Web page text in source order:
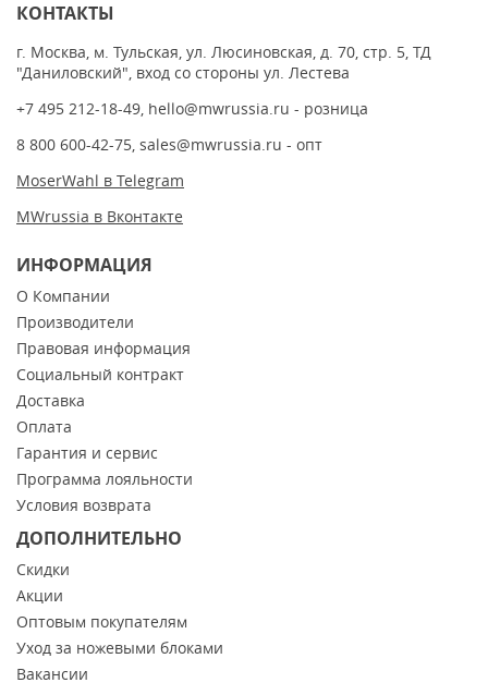
КОНТАКТЫ
г. Москва, м. Тульская, ул. Люсиновская, д. 70, стр. 5, ТД
"Даниловский", вход со стороны ул. Лестева
+7 495 212-18-49, hello@mwrussia.ru - розница
8 800 600-42-75, sales@mwrussia.ru - опт
MoserWahl в Telegram
MWrussia в Вконтакте
ИНФОРМАЦИЯ
О Компании
Производители
Правовая информация
Социальный контракт
Доставка
Оплата
Гарантия и сервис
Программа лояльности
Условия возврата
ДОПОЛНИТЕЛЬНО
Скидки
Акции
Оптовым покупателям
Уход за ножевыми блоками
Вакансии